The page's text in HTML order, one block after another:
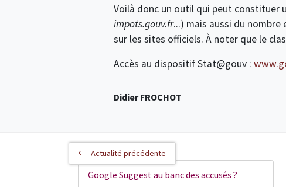
Voilà donc un outil qui peut constituer
impots.gouv.fr...) mais aussi du
sur les sites officiels. À noter que le
Accès au dispositif Stat@gouv :
Didier FROCHOT
Actualité précédente
Google Suggest au banc des accusés ?